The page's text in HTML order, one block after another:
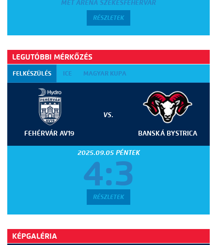
MET ARÉNA SZÉKESFEHÉRVÁR
RÉSZLETEK
LEGUTÓBBI MÉRKŐZÉS
FELKÉSZÜLÉS ICE MAGYAR KUPA
FEHÉRVÁR AV19
VS.
BANSKÁ BYSTRICA
2025.09.05 PÉNTEK
4:3
RÉSZLETEK
KÉPGALÉRIA